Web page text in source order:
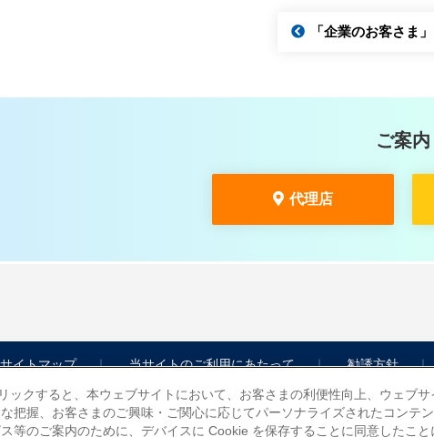
「企業のお客さま
ご案内
代理店
サイトマップ 当サイトのご利用にあたって 勧誘方針
ックすると、本ウェブサイトにおいて、お客さまの利便性向上、ウェブサ
把握、お客さまのご興味・ご関心に応じてパーソナライズされたコンテ
等のご案内のために、デバイスに Cookie を保存することに同意したこと